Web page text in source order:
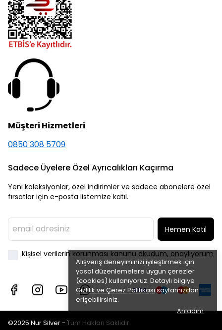
Alışveriş deneyiminizi iyileştirmek için
yasal düzenlemelere uygun çerezler
(cookies) kullanıyoruz. Detaylı bilgiye
Gizlilik ve Çerez Politikasısayfamızdan
erişebilirsiniz.
Anladım
Müşteri Hizmetleri
0850 308 5709
Sadece Üyelere Özel Ayrıcalıkları Kaçırma
Yeni koleksiyonlar, özel indirimler ve sadece abonelere özel
fırsatlar için e-posta listemize katıl.
Hemen Katıl
Kişisel verilerin korunması kanunu okudum, onaylıyorum
©2025 Nur Silver - Tüm Hakları Saklıdır.